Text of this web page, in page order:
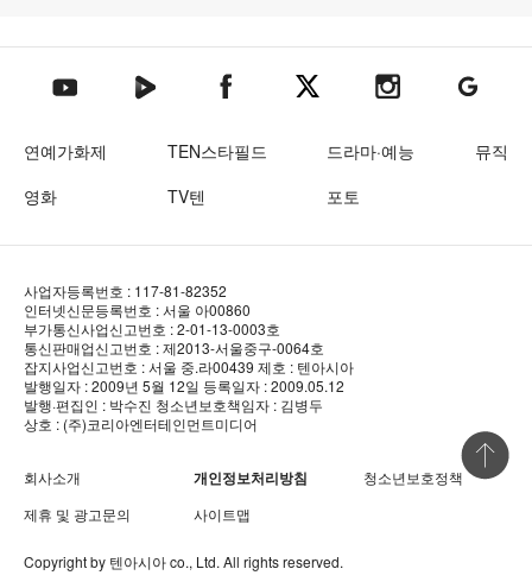
텐아시아 유튜브텐아시아 네이버TV텐아시아 페이스북텐아시아 엑스텐아시아 인스타그램
텐아시아
연예가화제 TEN스타필드 드라마·예능
뮤직
영화
TV텐 포토
사업자등록번호 : 117-81-82352
인터넷신문등록번호 : 서울 아00860
부가통신사업신고번호 : 2-01-13-0003호
통신판매업신고번호 : 제2013-서울중구-0064호
잡지사업신고번호 : 서울 중.라00439 제호 : 텐아시아
발행일자 : 2009년 5월 12일 등록일자 : 2009.05.12
발행·편집인 : 박수진 청소년보호책임자 : 김병두
상호 : (주)코리아엔터테인먼트미디어
회사소개 개인정보처리방침
청소년보호정책
제휴 및 광고문의
사이트맵
Copyright by 텐아시아co., Ltd. All rights reserved.
상단 바로